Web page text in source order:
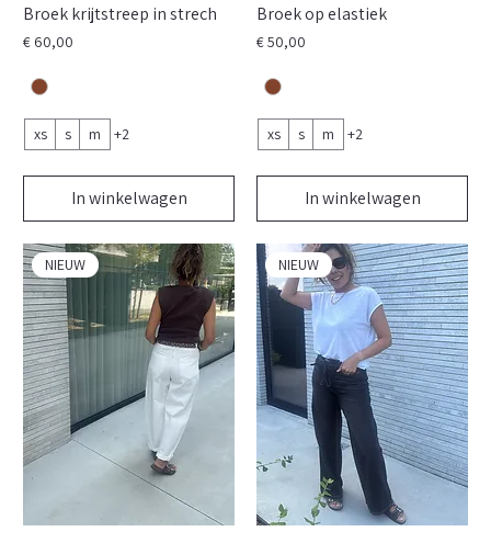
Broek krijtstreep in strech
Prijs
€ 60,00
xs s m +2
In winkelwagen
Broek op elastiek
Prijs
€ 50,00
xs s m +2
In winkelwagen
NIEUW NIEUW